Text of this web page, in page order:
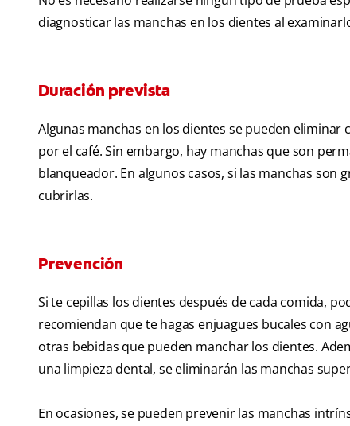
diagnosticar las manchas en los dientes al
Duración prevista
Algunas manchas en los dientes se pueden
por el café. Sin embargo, hay manchas que son
blanqueador. En algunos casos, si las manchas son
cubrirlas.
Prevención
Si te cepillas los dientes después de cada comida,
recomiendan que te hagas enjuagues bucales con
otras bebidas que pueden manchar los dientes.
una limpieza dental, se eliminarán las manchas
En ocasiones, se pueden prevenir las manchas